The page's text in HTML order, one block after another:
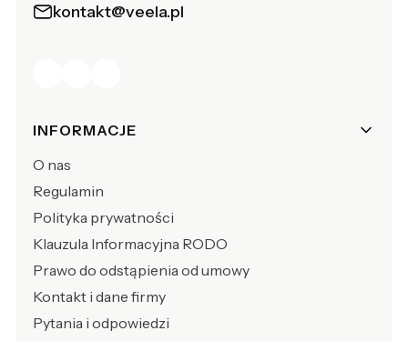
kontakt@veela.pl
Linki w stopce
INFORMACJE
O nas
Regulamin
Polityka prywatności
Klauzula Informacyjna RODO
Prawo do odstąpienia od umowy
Kontakt i dane firmy
Pytania i odpowiedzi